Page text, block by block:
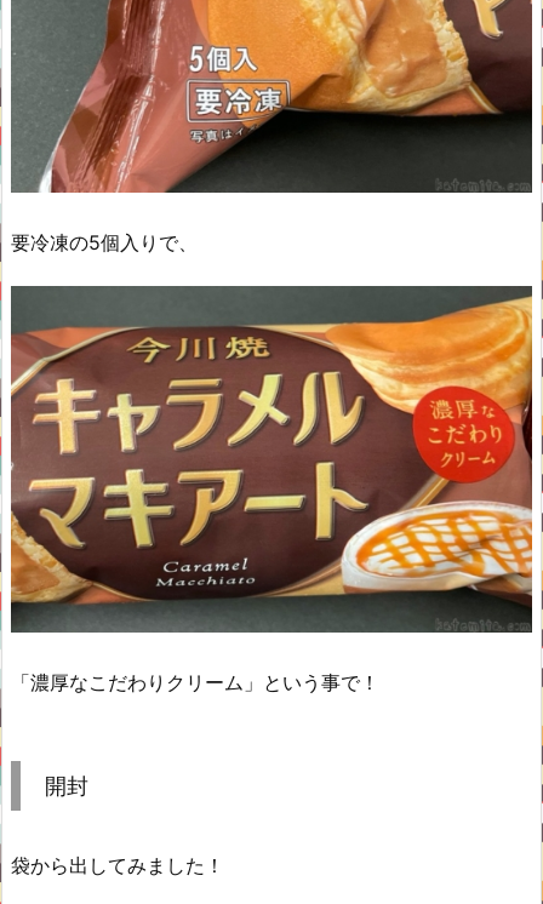
要冷凍の5個入りで、
「濃厚なこだわりクリーム」という事で！
開封
袋から出してみました！